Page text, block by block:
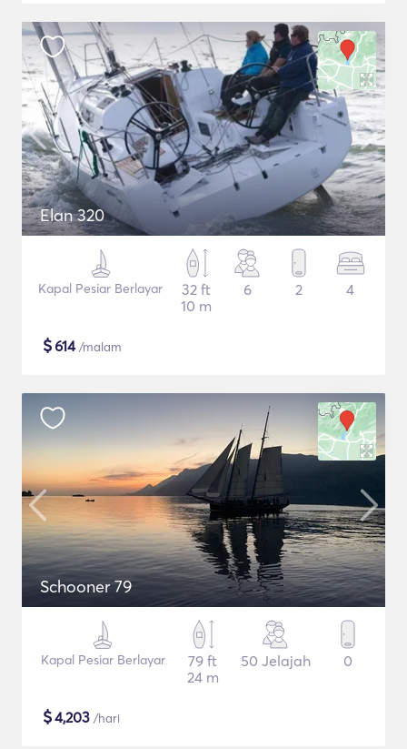
Elan 320
Kapal Pesiar Berlayar
32 ft
10 m
6 2 4
$614/malam
Schooner 79
Kapal Pesiar Berlayar
79 ft
24 m
50 Jelajah 0
$4,203 /hari